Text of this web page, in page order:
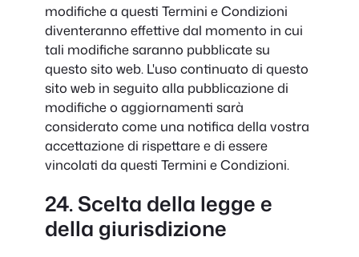
modifiche a questi Termini e Condizioni
diventeranno effettive dal momento in cui
tali modifiche saranno pubblicate su
questo sito web. L'uso continuato di questo
sito web in seguito alla pubblicazione di
modifiche o aggiornamenti sarà
considerato come una notifica della vostra
accettazione di rispettare e di essere
vincolati da questi Termini e Condizioni.
24. Scelta della legge e
della giurisdizione